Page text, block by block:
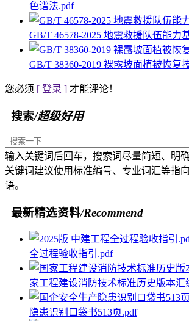
色谱法.pdf
GB/T 46578-2025 地震救援队伍能力
GB/T 38360-2019 裸露坡面植被恢复
您必须 [ 登录 ] 才能评论！
搜索/超级好用
输入关键词后回车，搜索词尽量简短、明确
关键词建议使用标准编号、专业词汇等指
语。
最新精选资料/Recommend
全过程验收指引.pdf
家工程建设消防技术标准历史版本汇
隐患识别口袋书513页.pdf